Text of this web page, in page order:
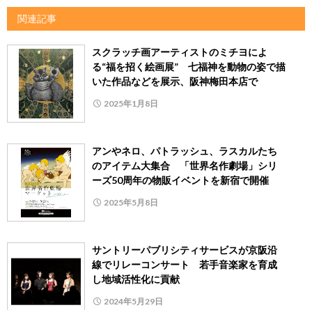
関連記事
スクラッチ画アーティストのミチヨによ
る“福を招く絵画展” 七福神を動物の姿で描
いた作品などを展示、阪神梅田本店で
2025年1月8日
アンやネロ、パトラッシュ、ラスカルたち
のアイテム大集合 「世界名作劇場」シリ
ーズ50周年の物販イベントを新宿で開催
2025年5月8日
サントリーパブリシティサービスが京阪沿
線でリレーコンサート 若手音楽家を育成
し地域活性化に貢献
2024年5月29日